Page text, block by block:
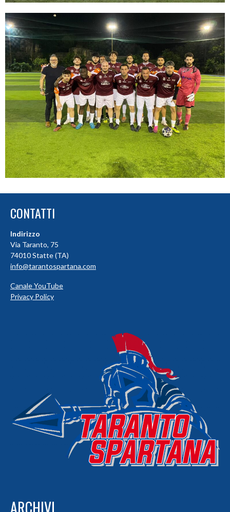
CONTATTI
Indirizzo
Via Taranto, 75
74010 Statte (TA)
info@tarantospartana.com
Canale YouTube
Privacy Policy
ARCHIVI